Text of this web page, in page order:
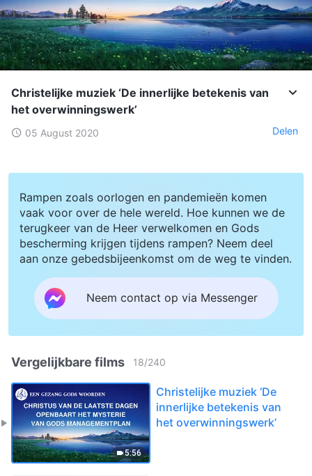
Christelijke muziek ‘De innerlijke betekenis van
het overwinningswerk’
05 August 2020 Delen
Rampen zoals oorlogen en pandemieën komen
vaak voor over de hele wereld. Hoe kunnen we de
terugkeer van de Heer verwelkomen en Gods
bescherming krijgen tijdens rampen? Neem deel
aan onze gebedsbijeenkomst om de weg te vinden.
Neem contact op via Messenger
Vergelijkbare films 18/240
5:56
Christelijke muziek ‘De
innerlijke betekenis van
het overwinningswerk’